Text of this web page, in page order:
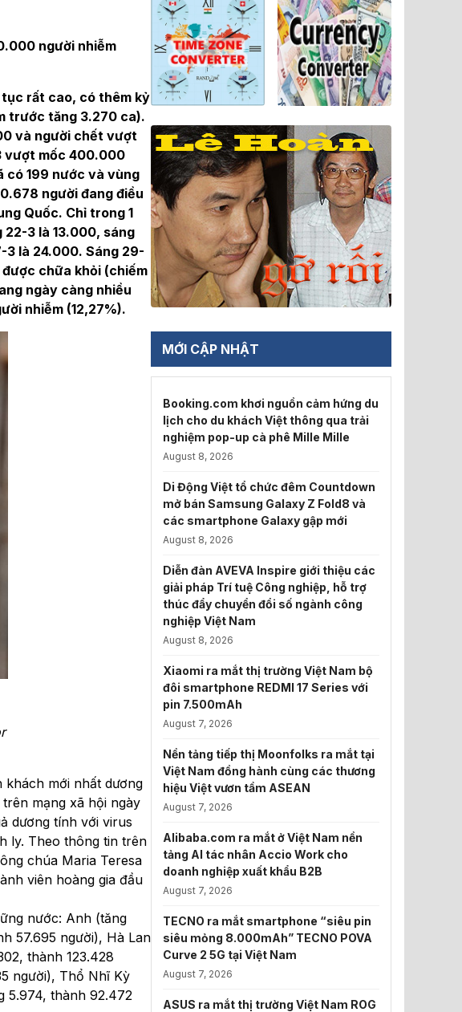
người nhiễm
rất cao, có thêm kỷ
trước tăng 3.270 ca).
và người chết vượt
vượt mốc 400.000
có 199 nước và vùng
người đang điều
Quốc. Chỉ trong 1
3 là 13.000, sáng
3 là 24.000. Sáng 29-
được chữa khỏi (chiếm
ngày càng nhiều
nhiễm (12,27%).
mới nhất dương
mạng xã hội ngày
dương tính với virus
ly. Theo thông tin trên
chúa Maria Teresa
viên hoàng gia đầu
nước: Anh (tăng
57.695 người), Hà Lan
thành 123.428
người), Thổ Nhĩ Kỳ
5.974, thành 92.472
MỚI CẬP NHẬT
Booking.com khơi nguồn cảm hứng du
lịch cho du khách Việt thông qua trải
nghiệm pop-up cà phê Mille Mille
August 8, 2026
Di Động Việt tổ chức đêm Countdown
mở bán Samsung Galaxy Z Fold8 và
các smartphone Galaxy gập mới
August 8, 2026
Diễn đàn AVEVA Inspire giới thiệu các
giải pháp Trí tuệ Công nghiệp, hỗ trợ
thúc đẩy chuyển đổi số ngành công
nghiệp Việt Nam
August 8, 2026
Xiaomi ra mắt thị trường Việt Nam bộ
đôi smartphone REDMI 17 Series với
pin 7.500mAh
August 7, 2026
Nền tảng tiếp thị Moonfolks ra mắt tại
Việt Nam đồng hành cùng các thương
hiệu Việt vươn tầm ASEAN
August 7, 2026
Alibaba.com ra mắt ở Việt Nam nền
tảng AI tác nhân Accio Work cho
doanh nghiệp xuất khẩu B2B
August 7, 2026
TECNO ra mắt smartphone “siêu pin
siêu mỏng 8.000mAh” TECNO POVA
Curve 2 5G tại Việt Nam
August 7, 2026
ASUS ra mắt thị trường Việt Nam ROG